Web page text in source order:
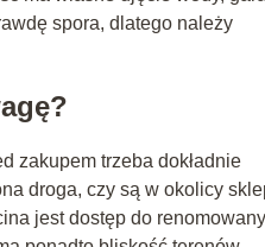
spora, dlatego należy
zakupem trzeba dokładnie
droga, czy są w okolicy
jest dostęp do